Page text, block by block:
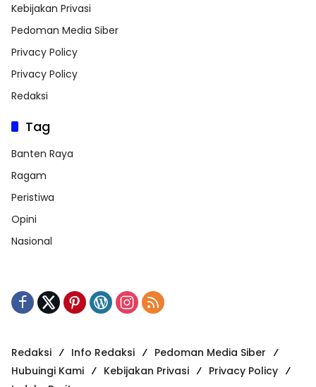
Kebijakan Privasi
Pedoman Media Siber
Privacy Policy
Privacy Policy
Redaksi
Tag
Banten Raya
Ragam
Peristiwa
Opini
Nasional
Redaksi Info Redaksi
Pedoman Media Siber
Hubuingi Kami
Kebijakan Privasi
Privacy Policy